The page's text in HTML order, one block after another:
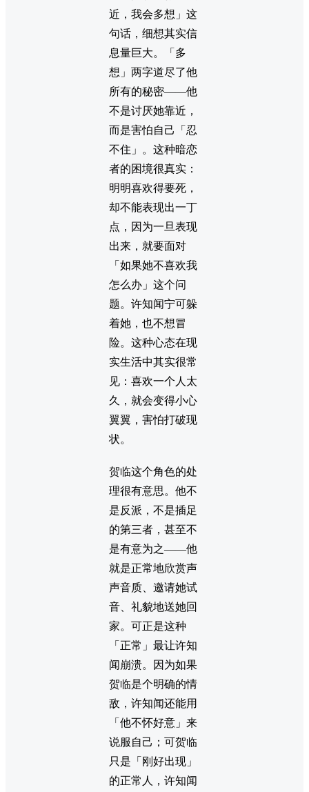
近，我会多想」这
句话，细想其实信
息量巨大。「多
想」两字道尽了他
所有的秘密——他
不是讨厌她靠近，
而是害怕自己「忍
不住」。这种暗恋
者的困境很真实：
明明喜欢得要死，
却不能表现出一丁
点，因为一旦表现
出来，就要面对
「如果她不喜欢我
怎么办」这个问
题。许知闻宁可躲
着她，也不想冒
险。这种心态在现
实生活中其实很常
见：喜欢一个人太
久，就会变得小心
翼翼，害怕打破现
状。
贺临这个角色的处
理很有意思。他不
是反派，不是插足
的第三者，甚至不
是有意为之——他
就是正常地欣赏声
声音质、邀请她试
音、礼貌地送她回
家。可正是这种
「正常」最让许知
闻崩溃。因为如果
贺临是个明确的情
敌，许知闻还能用
「他不怀好意」来
说服自己；可贺临
只是「刚好出现」
的正常人，许知闻